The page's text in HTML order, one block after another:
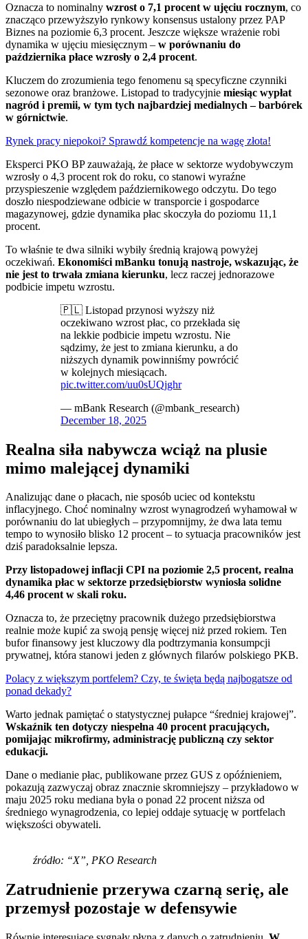
Oznacza to nominalny wzrost o 7,1 procent w ujęciu rocznym, co
znacząco przewyższyło rynkowy konsensus ustalony przez PAP
Biznes na poziomie 6,3 procent. Jeszcze większe wrażenie robi
dynamika w ujęciu miesięcznym – w porównaniu do
października płace wzrosły o 2,4 procent.
Kluczem do zrozumienia tego fenomenu są specyficzne czynniki
sezonowe oraz branżowe. Listopad to tradycyjnie miesiąc wypłat
nagród i premii, w tym tych najbardziej medialnych – barbórek
w górnictwie.
Rynek pracy niepokoi? Sprawdź kompetencje na wagę złota!
Eksperci PKO BP zauważają, że płace w sektorze wydobywczym
wzrosły o 4,3 procent rok do roku, co stanowi wyraźne
przyspieszenie względem październikowego odczytu. Do tego
doszło niespodziewane odbicie w transporcie i gospodarce
magazynowej, gdzie dynamika płac skoczyła do poziomu 11,1
procent.
To właśnie te dwa silniki wybiły średnią krajową powyżej
oczekiwań. Ekonomiści mBanku tonują nastroje, wskazując, że
nie jest to trwała zmiana kierunku, lecz raczej jednorazowe
podbicie impetu wzrostu.
🇵🇱 Listopad przynosi wyższy niż
oczekiwano wzrost płac, co przekłada się
na lekkie podbicie impetu wzrostu. Nie
sądzimy, że jest to zmiana kierunku, a do
niższych dynamik powinniśmy powrócić
w kolejnych miesiącach.
pic.twitter.com/uu0sUQjghr
— mBank Research (@mbank_research)
December 18, 2025
Realna siła nabywcza wciąż na plusie
mimo malejącej dynamiki
Analizując dane o płacach, nie sposób uciec od kontekstu
inflacyjnego. Choć nominalny wzrost wynagrodzeń wyhamował w
porównaniu do lat ubiegłych – przypomnijmy, że dwa lata temu
tempo to wynosiło blisko 12 procent – to sytuacja pracowników jest
dziś paradoksalnie lepsza.
Przy listopadowej inflacji CPI na poziomie 2,5 procent, realna
dynamika płac w sektorze przedsiębiorstw wyniosła solidne
4,46 procent w skali roku.
Oznacza to, że przeciętny pracownik dużego przedsiębiorstwa
realnie może kupić za swoją pensję więcej niż przed rokiem. Ten
bufor finansowy jest kluczowy dla podtrzymania konsumpcji
prywatnej, która stanowi jeden z głównych filarów polskiego PKB.
Polacy z większym portfelem? Czy, te święta będą najbogatsze od
ponad dekady?
Warto jednak pamiętać o statystycznej pułapce “średniej krajowej”.
Wskaźnik ten dotyczy niespełna 40 procent pracujących,
pomijając mikrofirmy, administrację publiczną czy sektor
edukacji.
Dane o medianie płac, publikowane przez GUS z opóźnieniem,
pokazują zazwyczaj obraz znacznie skromniejszy – przykładowo w
maju 2025 roku mediana była o ponad 22 procent niższa od
średniego wynagrodzenia, co lepiej oddaje sytuację w portfelach
większości obywateli.
źródło: “X”, PKO Research
Zatrudnienie przerywa czarną serię, ale
przemysł pozostaje w defensywie